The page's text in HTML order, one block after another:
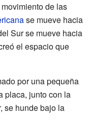
de las
se mueve hacia
Sur se mueve hacia
el espacio que
por una pequeña
placa, junto con la
se hunde bajo la